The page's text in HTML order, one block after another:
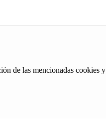
de las mencionadas cookies